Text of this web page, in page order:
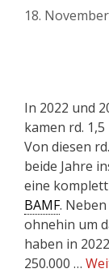
18.
In 2022 und
kamen rd.
Von diesen
beide Jahre
eine
BAMF.
ohnehin um
haben in
250.000 …